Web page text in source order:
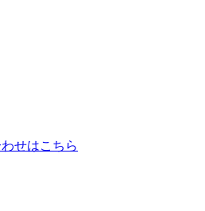
せはこちら